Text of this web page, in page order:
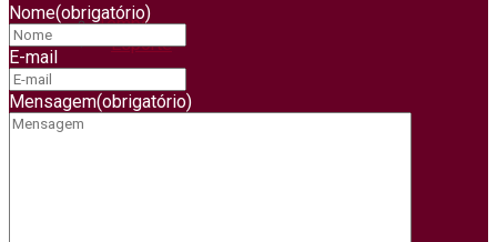
Esporte
Tempo
Nome(obrigatório)
E-mail
Mensagem(obrigatório)